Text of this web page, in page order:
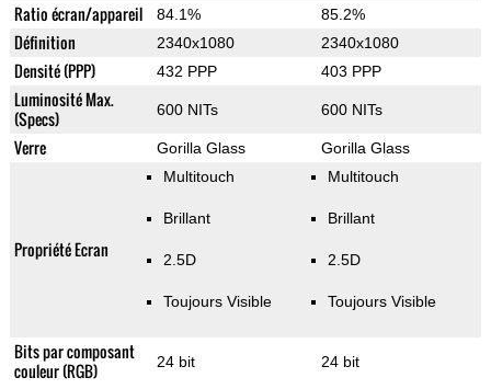
Ratio écran/appareil 84.1% 85.2%
Définition 2340x1080 2340x1080
Densité (PPP) 432 PPP 403 PPP
Luminosité Max.
(Specs)
600 NITs 600 NITs
Verre Gorilla Glass Gorilla Glass
Propriété Ecran
Multitouch
Brillant
2.5D
Toujours Visible
Multitouch
Brillant
2.5D
Toujours Visible
Bits par composant
couleur (RGB)
24 bit 24 bit